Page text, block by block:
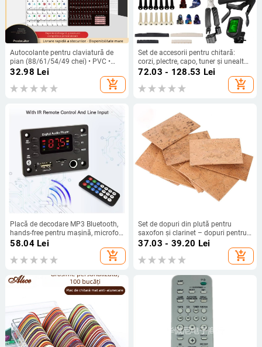
Autocolante pentru claviatură de
pian (88/61/54/49 chei) • PVC •
ambalaj în pungă perlata •
accesorii pentru instrumente
muzicale
32.98 Lei
add_shopping_cart
Set de accesorii pentru chitară:
corzi, plectre, capo, tuner și unealtă
de schimbare a corzilor, în husă;
Material: metal/electronice/ABS;
Brand: XR; Pentru instrumente cu
72.03 - 128.53 Lei
add_shopping_cart
Placă de decodare MP3 Bluetooth,
hands-free pentru mașină, microfon
audio WMA, radio, player muzical
58.04Lei
add_shopping_cart
Set de dopuri din plută pentru
saxofon și clarinet – dopuri pentru
gură și gât – Houlang Instrumental
instrumente muzicale
37.03 - 39.20 Lei
add_shopping_cart